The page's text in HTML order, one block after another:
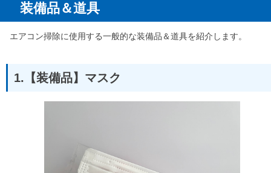
装備品＆道具
エアコン掃除に使用する一般的な装備品＆道具を紹介します。
1.【装備品】マスク